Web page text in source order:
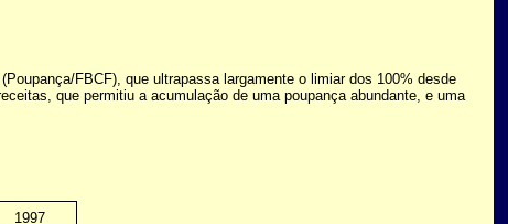
FBCF), que ultrapassa largamente o limiar dos 100% desde
que permitiu a acumulação de uma poupança abundante, e uma
1997